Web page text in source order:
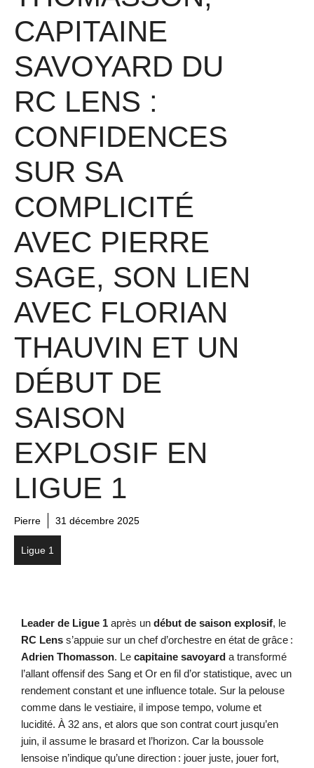
CAPITAINE
SAVOYARD DU
RC LENS :
CONFIDENCES
SUR SA
COMPLICITÉ
AVEC PIERRE
SAGE, SON LIEN
AVEC FLORIAN
THAUVIN ET UN
DÉBUT DE
SAISON
EXPLOSIF EN
LIGUE 1
Pierre 31 décembre 2025
Ligue 1
Leader de Ligue 1 après un début de saison explosif, le
RC Lens s’appuie sur un chef d’orchestre en état de grâce :
Adrien Thomasson. Le capitaine savoyard a transformé
l’allant offensif des Sang et Or en fil d’or statistique, avec un
rendement constant et une influence totale. Sur la pelouse
comme dans le vestiaire, il impose tempo, volume et
lucidité. À 32 ans, et alors que son contrat court jusqu’en
juin, il assume le brasard et l’horizon. Car la boussole
lensoise n’indique qu’une direction : jouer juste, jouer fort,